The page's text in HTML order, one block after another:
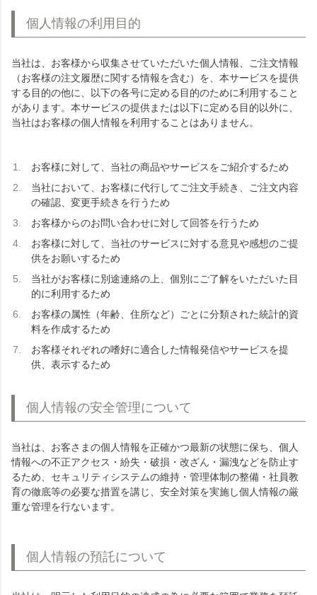
個人情報の利用目的
当社は、お客様から収集させていただいた個人情報、ご注文情報
（お客様の注文履歴に関する情報を含む）を、本サービスを提供
する目的の他に、以下の各号に定める目的のために利用すること
があります。本サービスの提供または以下に定める目的以外に、
当社はお客様の個人情報を利用することはありません。
お客様に対して、当社の商品やサービスをご紹介するため
当社において、お客様に代行してご注文手続き、ご注文内容
の確認、変更手続きを行うため
お客様からのお問い合わせに対して回答を行うため
お客様に対して、当社のサービスに対する意見や感想のご提
供をお願いするため
当社がお客様に別途連絡の上、個別にご了解をいただいた目
的に利用するため
お客様の属性（年齢、住所など）ごとに分類された統計的資
料を作成するため
お客様それぞれの嗜好に適合した情報発信やサービスを提
供、表示するため
個人情報の安全管理について
当社は、お客さまの個人情報を正確かつ最新の状態に保ち、個人
情報への不正アクセス・紛失・破損・改ざん・漏洩などを防止す
るため、セキュリティシステムの維持・管理体制の整備・社員教
育の徹底等の必要な措置を講じ、安全対策を実施し個人情報の厳
重な管理を行ないます。
個人情報の預託について